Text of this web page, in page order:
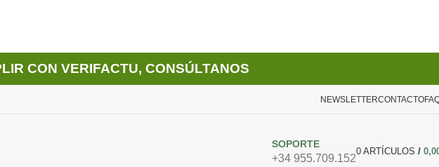
CON VERIFACTU, CONSÚLTANOS
NEWSLETTERCONTACTO
SOPORTE
+34 955.709.152
0 ARTÍCULOS /